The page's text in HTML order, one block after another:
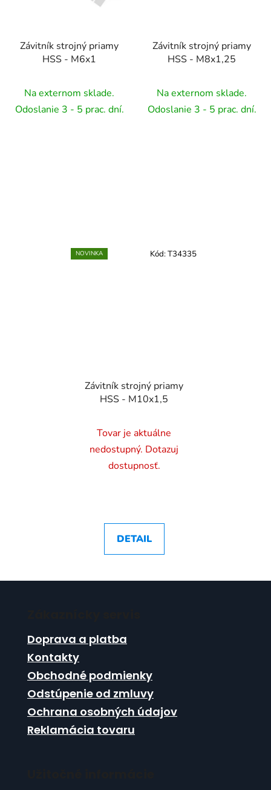
Závitník strojný priamy
HSS - M6x1
Na externom sklade.
Odoslanie 3 - 5 prac. dní.
Závitník strojný priamy
HSS - M8x1,25
Na externom sklade.
Odoslanie 3 - 5 prac. dní.
NOVINKA
Závitník strojný priamy
HSS - M10x1,5
Tovar je aktuálne
nedostupný. Dotazuj
dostupnosť.
DETAIL
Kód:T34335
Doprava a platba
Kontakty
Obchodné podmienky
Odstúpenie od zmluvy
Ochrana osobných údajov
Reklamácia tovaru